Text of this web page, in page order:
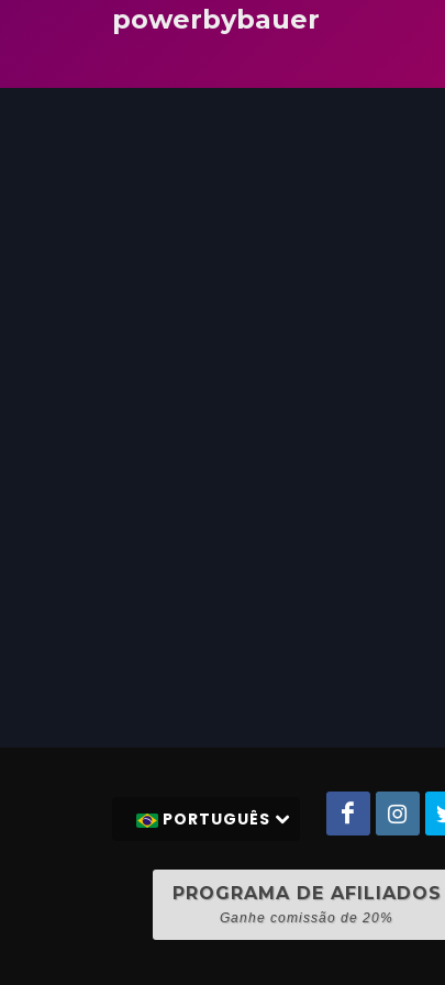
powerbybauer
PORTUGUÊS
PROGRAMA DE AFILIADOS
Ganhe comissão de 20%